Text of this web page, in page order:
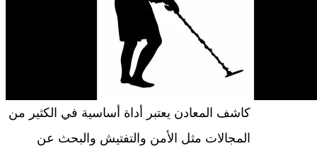
كاشف المعادن يعتبر أداة أساسية في الكثير من
المجالات مثل الأمن والتفتيش والبحث عن